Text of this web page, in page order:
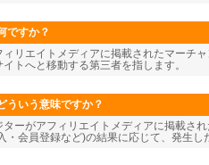
ですか？
ィリエイトメディアに掲載されたマーチ
トへと移動する第三者を指します。
ういう意味ですか？
ターがアフィリエイトメディアに掲載さ
・会員登録など)の結果に応じて、発生し